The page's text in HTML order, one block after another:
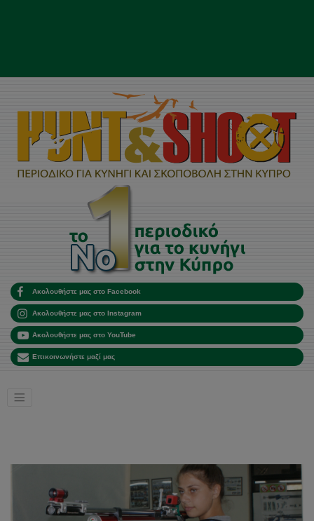
Ακολουθήστε μας στο Facebook
Ακολουθήστε μας στο Instagram
Ακολουθήστε μας στο YouTube
Επικοινωνήστε μαζί μας